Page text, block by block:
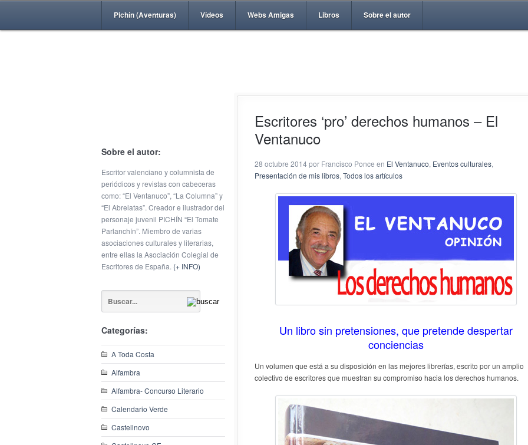
Pichín (Aventuras) Vídeos Webs Amigas Libros Sobre el autor
Sobre el autor:
Escritor valenciano y columnista de
periódicos y revistas con cabeceras
como: “El Ventanuco”, “La Columna” y
“El Abrelatas”. Creador e ilustrador del
personaje juvenil PICHÍN “El Tomate
Parlanchín”. Miembro de varias
asociaciones culturales y literarias,
entre ellas la Asociación Colegial de
Escritores de España. (+ INFO)
Categorías:
A Toda Costa
Alfambra
Alfambra- Concurso Literario
Calendario Verde
Castellnovo
Escritores ‘pro’ derechos humanos – El
Ventanuco
28 octubre 2014 por Francisco Ponce en El Ventanuco, Eventos culturales,
Presentación de mis libros, Todos los artículos
Un libro sin pretensiones, que pretende despertar
conciencias
Un volumen que está a su disposición en las mejores librerías, escrito por un amplio
colectivo de escritores que muestran su compromiso hacia los derechos humanos.